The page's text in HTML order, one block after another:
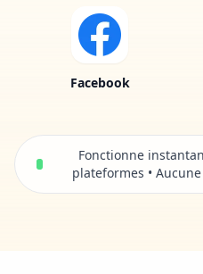
Facebook
Fonctionne
plateformes •